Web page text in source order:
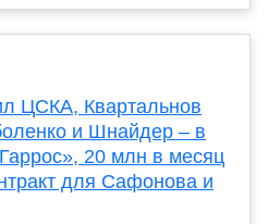
ЦСКА, Квартальнов
и Шнайдер – в
20 млн в месяц
для Сафонова и